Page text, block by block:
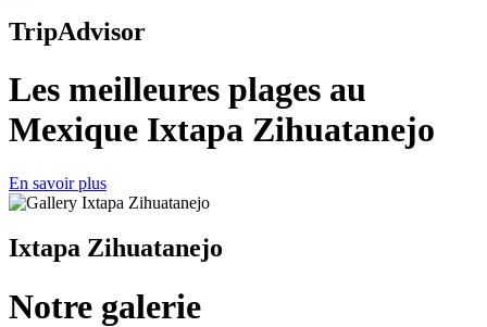
TripAdvisor
Les meilleures plages au
Mexique Ixtapa Zihuatanejo
En savoir plus
Ixtapa Zihuatanejo
Notre galerie